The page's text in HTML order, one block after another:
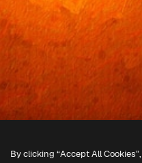
By clicking “Accept All